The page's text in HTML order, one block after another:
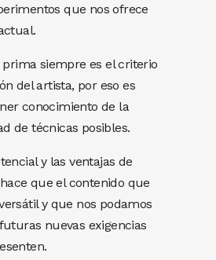
que nos ofrece
siempre es el criterio
del artista, por eso es
conocimiento de la
de técnicas posibles.
y las ventajas de
que el contenido que
y que nos podamos
nuevas exigencias